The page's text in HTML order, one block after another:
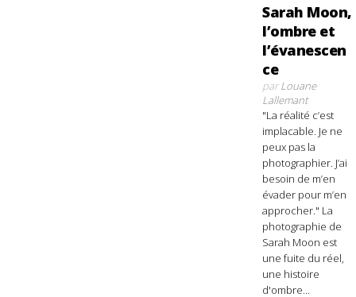
Sarah Moon,
l’ombre et
l’évanescen
ce
parLouane
Lallemant
"La réalité c’est
implacable. Je ne
peux pas la
photographier. J’ai
besoin de m’en
évader pour m’en
approcher." La
photographie de
Sarah Moon est
une fuite du réel,
une histoire
d'ombre...